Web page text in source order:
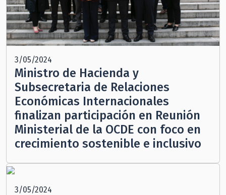
3/05/2024
Ministro de Hacienda y
Subsecretaria de Relaciones
Económicas Internacionales
finalizan participación en Reunión
Ministerial de la OCDE con foco en
crecimiento sostenible e inclusivo
3/05/2024